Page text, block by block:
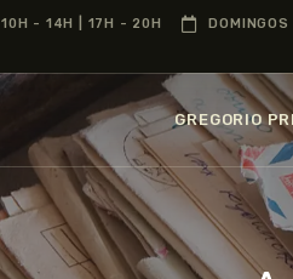
10H - 14H | 17H - 20H
GREGORIO